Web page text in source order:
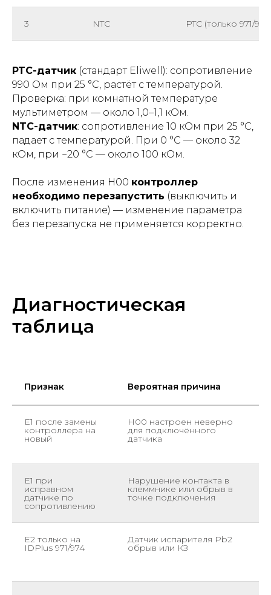
3 NTC PTC (только 971/974)
PTC-датчик (стандарт Eliwell): сопротивление
990 Ом при 25 °C, растёт с температурой.
Проверка: при комнатной температуре
мультиметром — около 1,0–1,1 кОм.
NTC-датчик: сопротивление 10 кОм при 25 °C,
падает с температурой. При 0 °C — около 32
кОм, при −20 °C — около 100 кОм.
После изменения H00 контроллер
необходимо перезапустить (выключить и
включить питание) — изменение параметра
без перезапуска не применяется корректно.
Диагностическая
таблица
Признак Вероятная причина
E1 после замены
контроллера на
новый
H00 настроен неверно
для подключённого
датчика
E1 при
исправном
датчике по
сопротивлению
Нарушение контакта в
клеммнике или обрыв в
точке подключения
E2 только на
IDPlus 971/974
Датчик испарителя Pb2
обрыв или КЗ